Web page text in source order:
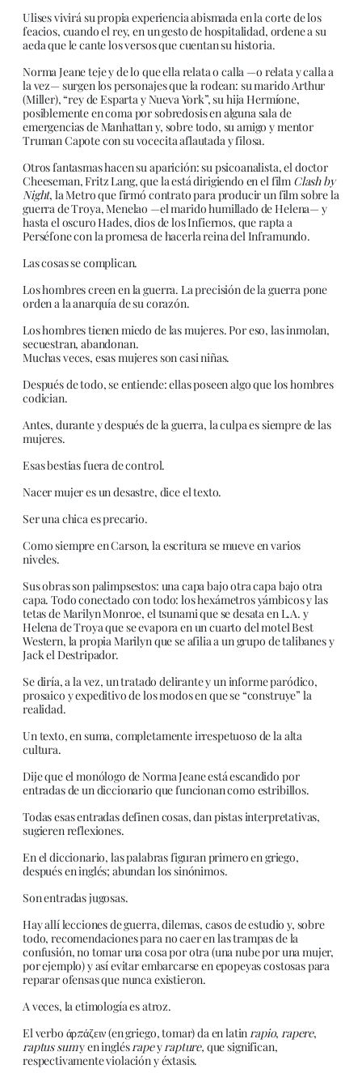
Ulises vivirá su propia experiencia abismada en la corte de los
feacios, cuando el rey, en un gesto de hospitalidad, ordene a su
aeda que le cante los versos que cuentan su historia.
Norma Jeane teje y de lo que ella relata o calla —o relata y calla a
la vez— surgen los personajes que la rodean: su marido Arthur
(Miller), “rey de Esparta y Nueva York”, su hija Hermíone,
posiblemente en coma por sobredosis en alguna sala de
emergencias de Manhattan y, sobre todo, su amigo y mentor
Truman Capote con su vocecita aflautada y filosa.
Otros fantasmas hacen su aparición: su psicoanalista, el doctor
Cheeseman, Fritz Lang, que la está dirigiendo en el film Clash by
Night, la Metro que firmó contrato para producir un film sobre la
guerra de Troya, Menelao —el marido humillado de Helena— y
hasta el oscuro Hades, dios de los Infiernos, que rapta a
Perséfone con la promesa de hacerla reina del Inframundo.
Las cosas se complican.
Los hombres creen en la guerra. La precisión de la guerra pone
orden a la anarquía de su corazón.
Los hombres tienen miedo de las mujeres. Por eso, las inmolan,
secuestran, abandonan.
Muchas veces, esas mujeres son casi niñas.
Después de todo, se entiende: ellas poseen algo que los hombres
codician.
Antes, durante y después de la guerra, la culpa es siempre de las
mujeres.
Esas bestias fuera de control.
Nacer mujer es un desastre, dice el texto.
Ser una chica es precario.
Como siempre en Carson, la escritura se mueve en varios
niveles.
Sus obras son palimpsestos: una capa bajo otra capa bajo otra
capa. Todo conectado con todo: los hexámetros yámbicos y las
tetas de Marilyn Monroe, el tsunami que se desata en L.A. y
Helena de Troya que se evapora en un cuarto del motel Best
Western, la propia Marilyn que se afilia a un grupo de talibanes y
Jack el Destripador.
Se diría, a la vez, un tratado delirante y un informe paródico,
prosaico y expeditivo de los modos en que se “construye” la
realidad.
Un texto, en suma, completamente irrespetuoso de la alta
cultura.
Dije que el monólogo de Norma Jeane está escandido por
entradas de un diccionario que funcionan como estribillos.
Todas esas entradas definen cosas, dan pistas interpretativas,
sugieren reflexiones.
En el diccionario, las palabras figuran primero en griego,
después en inglés; abundan los sinónimos.
Son entradas jugosas.
Hay allí lecciones de guerra, dilemas, casos de estudio y, sobre
todo, recomendaciones para no caer en las trampas de la
confusión, no tomar una cosa por otra (una nube por una mujer,
por ejemplo) y así evitar embarcarse en epopeyas costosas para
reparar ofensas que nunca existieron.
A veces, la etimología es atroz.
El verbo άρπάζειν (en griego, tomar) da en latinrapio, rapere,
raptus sumy en inglésrapeyrapture, que significan,
respectivamente violación y éxtasis.